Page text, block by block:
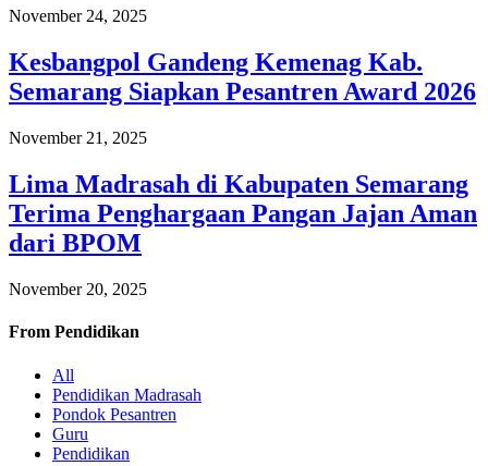
November 24, 2025
Kesbangpol Gandeng Kemenag Kab.
Semarang Siapkan Pesantren Award 2026
November 21, 2025
Lima Madrasah di Kabupaten Semarang
Terima Penghargaan Pangan Jajan Aman
dari BPOM
November 20, 2025
From Pendidikan
All
Pendidikan Madrasah
Pondok Pesantren
Guru
Pendidikan